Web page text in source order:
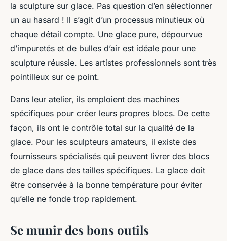
la sculpture sur glace. Pas question d’en sélectionner
un au hasard ! Il s’agit d’un processus minutieux où
chaque détail compte. Une glace pure, dépourvue
d’impuretés et de bulles d’air est idéale pour une
sculpture réussie. Les artistes professionnels sont très
pointilleux sur ce point.
Dans leur atelier, ils emploient des machines
spécifiques pour créer leurs propres blocs. De cette
façon, ils ont le contrôle total sur la qualité de la
glace. Pour les sculpteurs amateurs, il existe des
fournisseurs spécialisés qui peuvent livrer des blocs
de glace dans des tailles spécifiques. La glace doit
être conservée à la bonne température pour éviter
qu’elle ne fonde trop rapidement.
Se munir des bons outils